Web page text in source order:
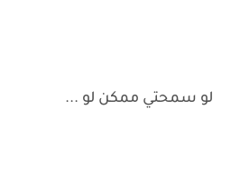
لو سمحتي ممكن لو ...